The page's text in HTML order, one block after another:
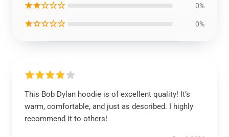
★★☆☆☆ 0%
★☆☆☆☆ 0%
This Bob Dylan hoodie is of excellent quality! It’s
warm, comfortable, and just as described. I highly
recommend it to others!